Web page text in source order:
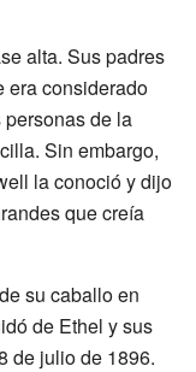
alta. Sus padres
era considerado
de la
Sin embargo,
la conoció y dijo
que creía
su caballo en
de Ethel y sus
de julio de 1896.